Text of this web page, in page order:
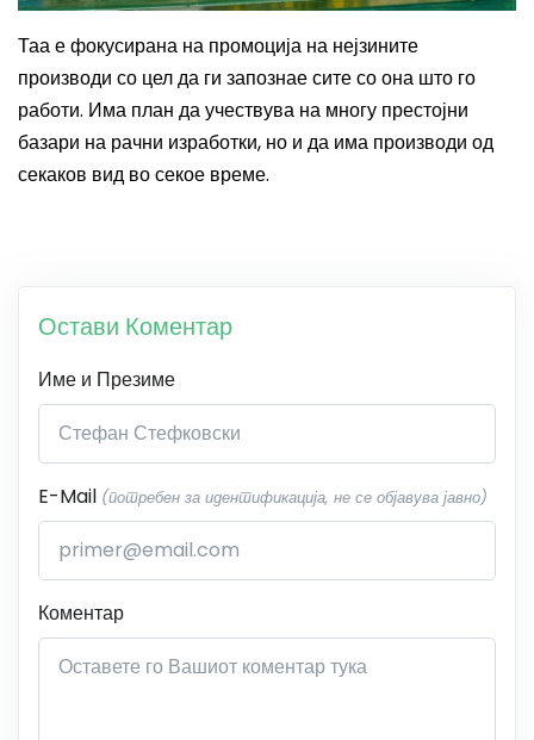
Таа е фокусирана на промоција на нејзините
производи со цел да ги запознае сите со она што го
работи. Има план да учествува на многу престојни
базари на рачни изработки, но и да има производи од
секаков вид во секое време.
Остави Коментар
Име и Презиме
E-Mail (потребен за идентификација, не се објавува јавно)
Коментар